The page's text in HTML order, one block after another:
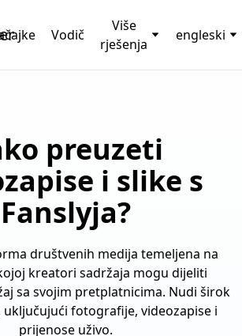
Vodič
Više
rješenja
engleski
preuzeti
i slike s
Fanslyja?
društvenih medija temeljena na
kreatori sadržaja mogu dijeliti
sa svojim pretplatnicima. Nudi širok
uključujući fotografije, videozapise i
prijenose uživo.